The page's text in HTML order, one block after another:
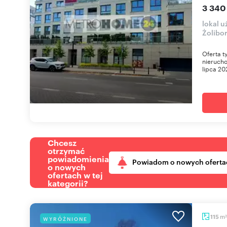
3
lokal
Oferta
lipca
Chcesz
otrzymać
powiadomienia
o nowych
ofertach w tej
kategorii?
Powiadom o nowych
WYRÓŻNIONE 115 m2